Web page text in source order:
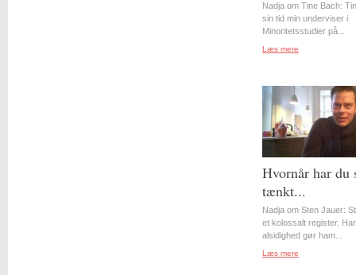
Nadja om Tine Bach:
sin tid min underviser i
Minoritetsstudier på...
Læs mere
Hvornår har du
tænkt...
Nadja om Sten Jauer:
et kolossalt register.
alsidighed gør ham...
Læs mere